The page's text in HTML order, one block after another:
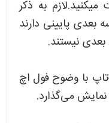
به ذکر
بعدی پایینی دارند
نیستند.
این لپ‌تاپ با وضوح فول اچ